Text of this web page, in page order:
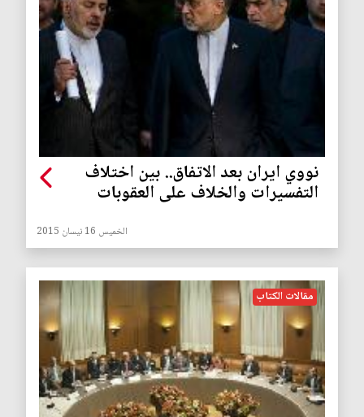
نووي ايران بعد الاتفاق.. بين اختلاف
التفسيرات والخلاف على العقوبات
الخميس 16 نيسان 2015
مقالات الكتاب